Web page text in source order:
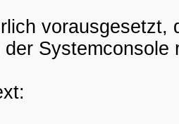
vorausgesetzt,
Systemconsole